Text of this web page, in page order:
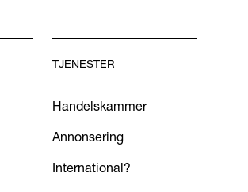
TJENESTER
Handelskammer
Annonsering
International?